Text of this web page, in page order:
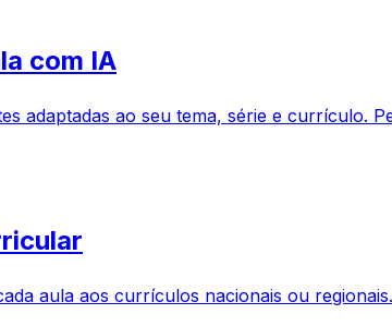
com IA
adaptadas ao seu tema, série e currículo.
aula aos currículos nacionais ou